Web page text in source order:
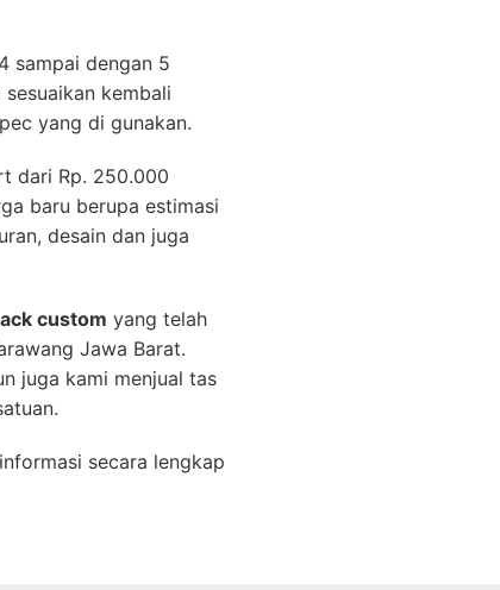
sampai dengan 5
kembali
yang di gunakan.
dari Rp. 250.000
baru berupa estimasi
desain dan juga
custom yang telah
Jawa Barat.
juga kami menjual tas
secara lengkap